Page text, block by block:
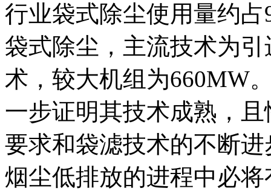
行业袋式除尘使用量约
袋式除尘，主流技术为
术，较大机组为660MW
一步证明其技术成熟，
要求和袋滤技术的不断
烟尘低排放的进程中必